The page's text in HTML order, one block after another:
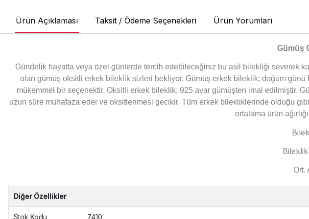
Ürün Açıklaması Taksit / Ödeme Seçenekleri Ürün Yorumları
Gümüş
Gündelik hayatta veya özel günlerde tercih edebileceğiniz bu asil bilekliği severek
olan gümüş oksitli erkek bileklik sizleri bekliyor. Gümüş erkek bileklik; doğum
mükemmel bir seçenektir. Oksitli erkek bileklik; 925 ayar gümüşten imal edilmiştir.
uzun süre muhafaza eder ve oksitlenmesi gecikir. Tüm erkek bilekliklerinde olduğu
ortalama ürün
Ort.
Diğer Özellikler
Stok Kodu 7410